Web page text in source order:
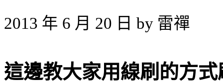
2013 年 6 月 20 日 by 雷禪
這邊教大家用線刷的方式